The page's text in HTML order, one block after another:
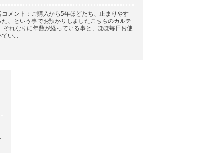
コメント：ご購入から5年ほどたち、止まりやす
た、という事でお預かりしましたこちらのカルテ
それなりに年数が経っている事と、ほぼ毎日お使
てい…